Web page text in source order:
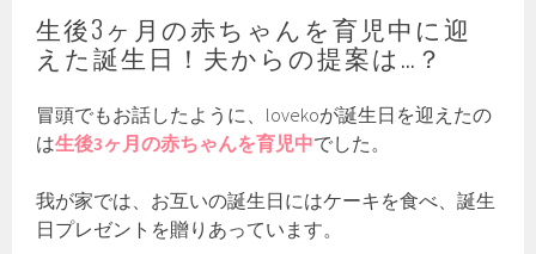
生後3ヶ月の赤ちゃんを育児中に迎
えた誕生日！夫からの提案は…？
冒頭でもお話したように、lovekoが誕生日を迎えたの
は生後3ヶ月の赤ちゃんを育児中でした。
我が家では、お互いの誕生日にはケーキを食べ、誕生
日プレゼントを贈りあっています。